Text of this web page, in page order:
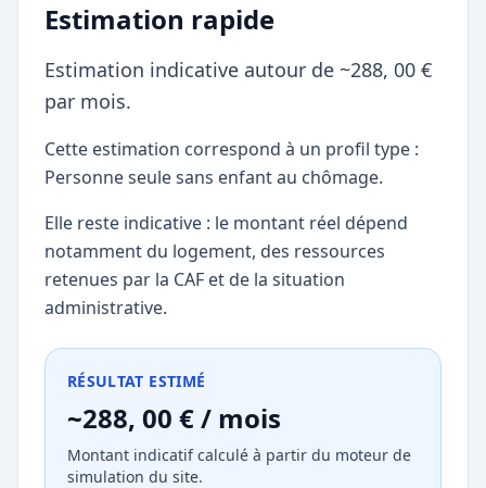
Estimation rapide
Estimation indicative autour de ~288, 00 €
par mois.
Cette estimation correspond à un profil type :
Personne seule sans enfant au chômage.
Elle reste indicative : le montant réel dépend
notamment du logement, des ressources
retenues par la CAF et de la situation
administrative.
RÉSULTAT ESTIMÉ
~288, 00 € / mois
Montant indicatif calculé à partir du moteur de
simulation du site.